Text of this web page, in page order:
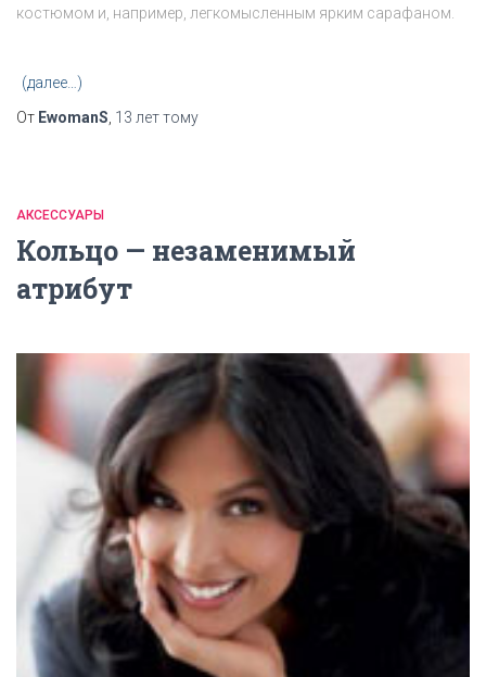
костюмом и, например, легкомысленным ярким сарафаном.
(далее…)
От EwomanS 13 леттому
АКСЕССУАРЫ
Кольцо — незаменимый
атрибут